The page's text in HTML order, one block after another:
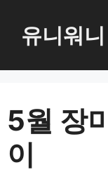
로
너
뛰
기
유니워니
5월 장
이